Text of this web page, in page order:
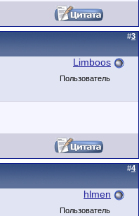
#3
Limboos
Пользователь
#4
hlmen
Пользователь